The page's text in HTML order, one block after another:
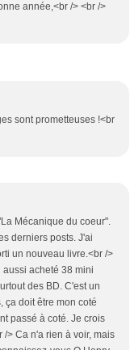
année,<br /> <br />
sont prometteuses !<br
Mécanique du coeur".
derniers posts. J'ai
un nouveau livre.<br />
acheté 38 mini
des BD. C'est un
ça doit être mon coté
passé à coté. Je crois
/> Ca n'a rien à voir, mais